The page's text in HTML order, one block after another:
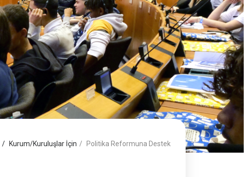
Kurum/Kuruluşlar İçin Politika Reformuna Destek